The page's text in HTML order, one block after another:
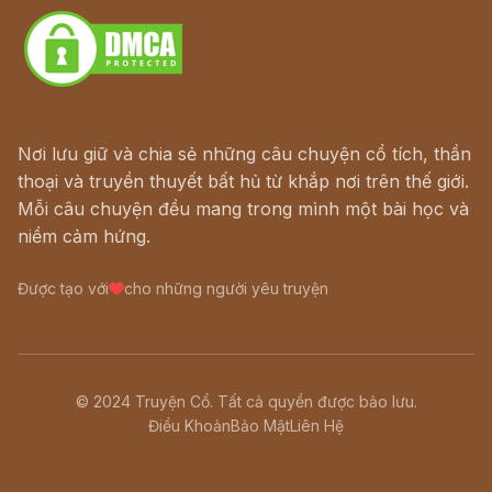
Nơi lưu giữ và chia sẻ những câu chuyện cổ tích, thần
thoại và truyền thuyết bất hủ từ khắp nơi trên thế giới.
Mỗi câu chuyện đều mang trong mình một bài học và
niềm cảm hứng.
Được tạo với cho những người yêu truyện
© 2024 Truyện Cổ. Tất cả quyền được bảo lưu.
Điều KhoảnBảo MậtLiên Hệ